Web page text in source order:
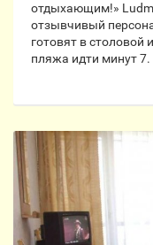
отдыхающим!»
отзывчивый
готовят в столовой
пляжа идти минут